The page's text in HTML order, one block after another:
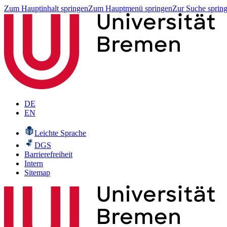
Zum Hauptinhalt springenZum Hauptmenü springenZur Suche
DE
EN
Leichte Sprache
DGS
Barrierefreiheit
Intern
Sitemap